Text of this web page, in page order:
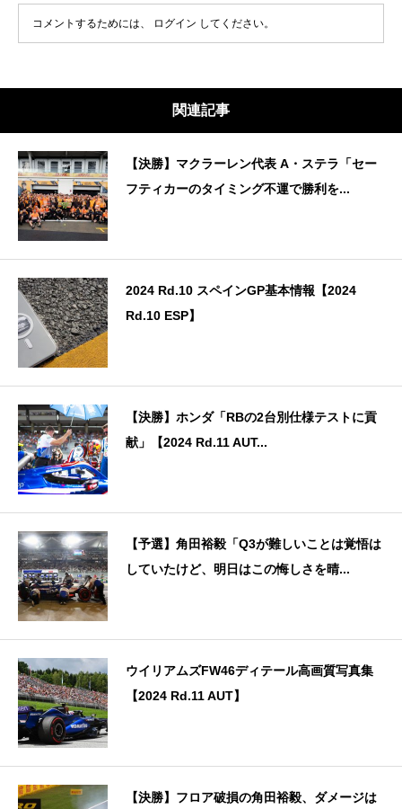
コメントするためには、 ログイン してください。
関連記事
【決勝】マクラーレン代表 A・ステラ「セー
フティカーのタイミング不運で勝利を...
2024 Rd.10 スペインGP基本情報【2024
Rd.10 ESP】
【決勝】ホンダ「RBの2台別仕様テストに貢
献」【2024 Rd.11 AUT...
【予選】角田裕毅「Q3が難しいことは覚悟は
していたけど、明日はこの悔しさを晴...
ウイリアムズFW46ディテール高画質写真集
【2024 Rd.11 AUT】
【決勝】フロア破損の角田裕毅、ダメージは